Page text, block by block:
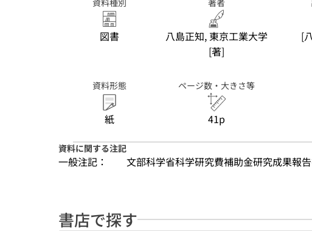
資料種別
図書
著者
八島正知, 東京工業大学
[著]
[
資料形態
紙
ページ数・大きさ等
41p
資料に関する注記
一般注記： 文部科学省科学研究費補助金研究成果報
書店で探す